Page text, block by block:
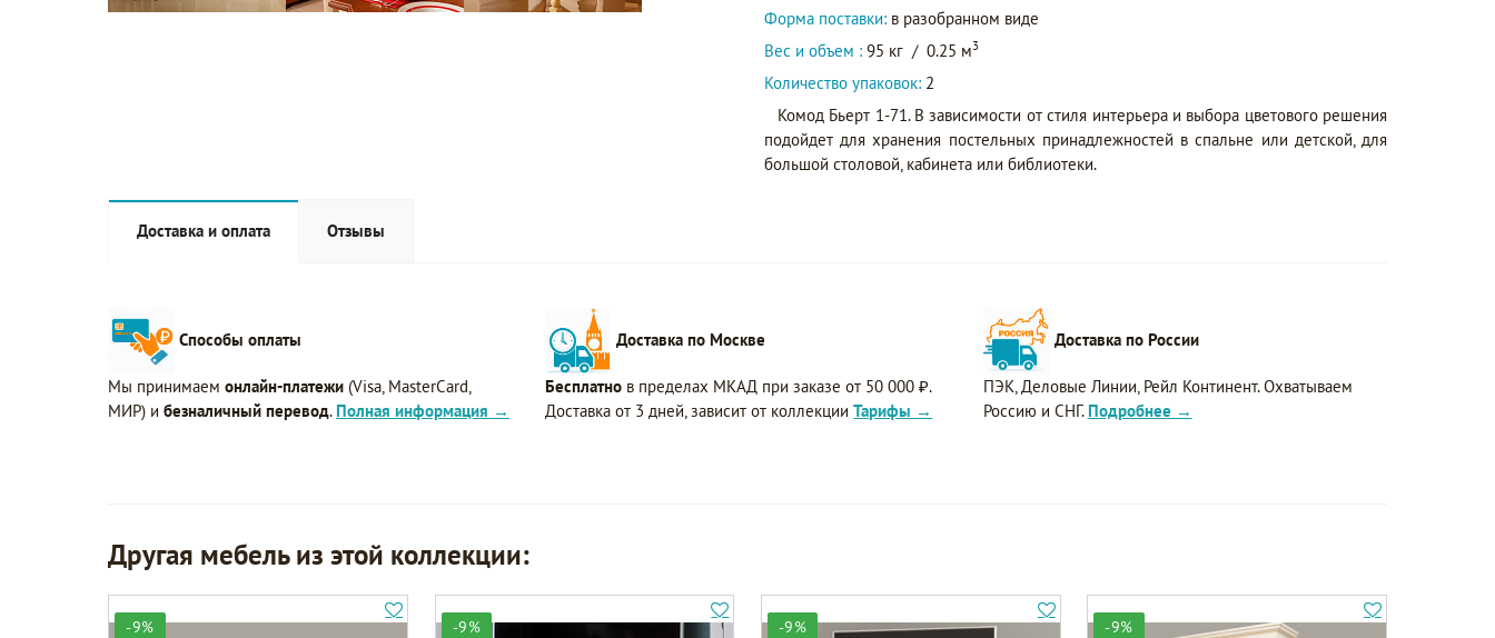
Форма поставки: в разобранном виде
Вес и объем : 95 кг / 0.25 м3
Количество упаковок: 2
Комод Бьерт 1-71. В зависимости от стиля интерьера и выбора цветового решения
подойдет для хранения постельных принадлежностей в спальне или детской, для
большой столовой, кабинета или библиотеки.
Доставка и оплата Отзывы
Способы оплаты
Мы принимаем онлайн-платежи (Visa, MasterCard,
МИР) и безналичный перевод. Полная информация →
Доставка по Москве
Бесплатно в пределах МКАД при заказе от 50 000 ₽.
Доставка от 3 дней, зависит от коллекцииТарифы →
Доставка по России
ПЭК, Деловые Линии, Рейл Континент. Охватываем
Россию и СНГ. Подробнее →
Другая мебель из этой коллекции:
-9% -9% -9% -9%